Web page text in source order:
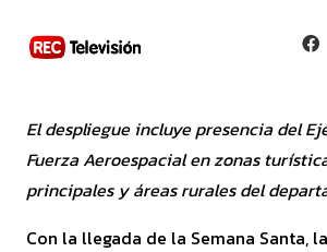
El despliegue incluye presencia del
Fuerza Aeroespacial en zonas
principales y áreas rurales del
Con la llegada de la Semana Santa,